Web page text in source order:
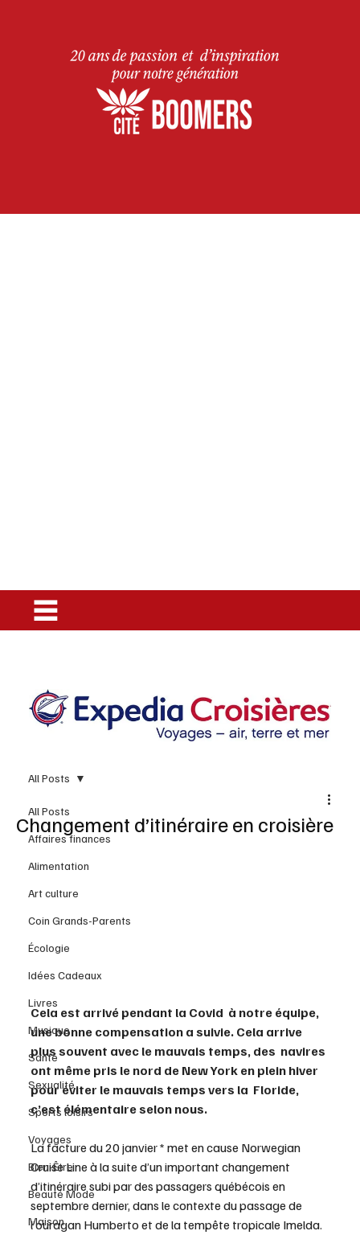
All Posts
Affaires finances
Alimentation
Art culture
Coin Grands-Parents
Écologie
Idées Cadeaux
Livres
Musique
Santé
Sexualité
Sports loisirs
Voyages
Bien-Être
Beauté Mode
Maison
All Posts
Changement d’itinéraire en croisière
Cela est arrivé pendant la Covid  à notre équipe,
une bonne compensation a suivie. Cela arrive
plus souvent avec le mauvais temps, des  navires
ont même pris le nord de New York en plein hiver
pour éviter le mauvais temps vers la  Floride,
c’est élémentaire selon nous.
La facture du 20 janvier * met en cause Norwegian
Cruise Line à la suite d’un important changement
d’itinéraire subi par des passagers québécois en
septembre dernier, dans le contexte du passage de
l’ouragan Humberto et de la tempête tropicale Imelda.